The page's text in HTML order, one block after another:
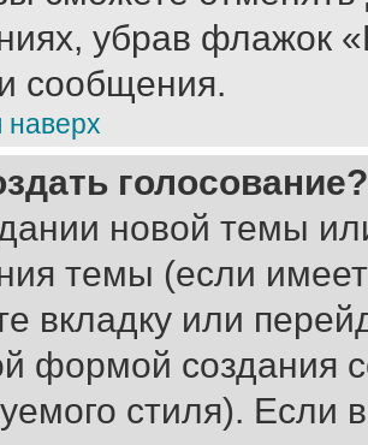
убрав флажок
сообщения.
наверх
голосование?
новой темы
темы (если
вкладку или
формой создания
стиля). Если